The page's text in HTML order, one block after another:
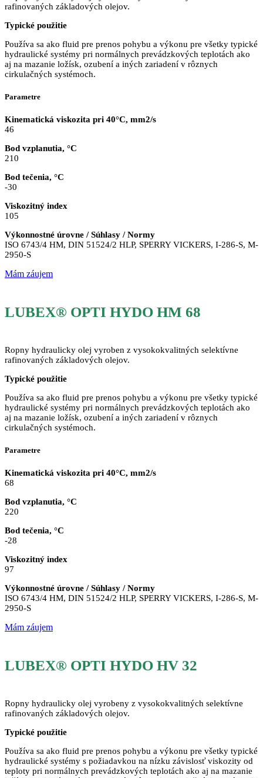
rafinovaných základových olejov.
Typické použitie
Používa sa ako fluid pre prenos pohybu a výkonu pre všetky typické
hydraulické systémy pri normálnych prevádzkových teplotách ako
aj na mazanie ložísk, ozubení a iných zariadení v rôznych
cirkulačných systémoch.
Parametre
Kinematická viskozita pri 40°C, mm2/s
46
Bod vzplanutia, °C
210
Bod tečenia, °C
-30
Viskozitný index
105
Výkonnostné úrovne / Súhlasy / Normy
ISO 6743/4 HM, DIN 51524/2 HLP, SPERRY VICKERS, I-286-S, M-
2950-S
Mám záujem
LUBEX® OPTI HYDO HM 68
Ropny hydraulicky olej vyroben z vysokokvalitných selektívne
rafinovaných základových olejov.
Typické použitie
Používa sa ako fluid pre prenos pohybu a výkonu pre všetky typické
hydraulické systémy pri normálnych prevádzkových teplotách ako
aj na mazanie ložísk, ozubení a iných zariadení v rôznych
cirkulačných systémoch.
Parametre
Kinematická viskozita pri 40°C, mm2/s
68
Bod vzplanutia, °C
220
Bod tečenia, °C
-28
Viskozitný index
97
Výkonnostné úrovne / Súhlasy / Normy
ISO 6743/4 HM, DIN 51524/2 HLP, SPERRY VICKERS, I-286-S, M-
2950-S
Mám záujem
LUBEX® OPTI HYDO HV 32
Ropny hydraulicky olej vyrobeny z vysokokvalitných selektívne
rafinovaných základových olejov.
Typické použitie
Používa sa ako fluid pre prenos pohybu a výkonu pre všetky typické
hydraulické systémy s požiadavkou na nízku závislosť viskozity od
teploty pri normálnych prevádzkových teplotách ako aj na mazanie